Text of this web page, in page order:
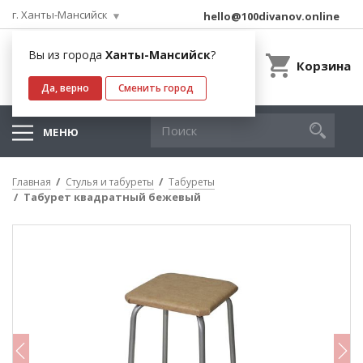
г. Ханты-Мансийск
Вы из города Ханты-Мансийск?
Да, верно Сменить город
hello@100divanov.online
Корзина
МЕНЮ
Главная Стулья и табуреты Табуреты
Табурет квадратный бежевый